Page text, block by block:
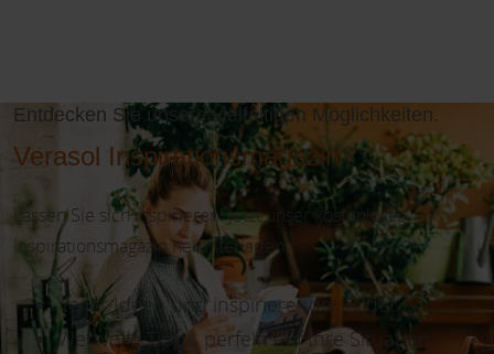
Entdecken Sie unsere vielfältigen Möglichkeiten.
Verasol Inspirationsmagazin
Lassen Sie sich inspirieren! Jetzt unser kostenloses
Inspirationsmagazin herunterladen!
Voller Ideen und inspirierender Bilder
Wertvolle Tipps, perfekt auf Ihre Situation